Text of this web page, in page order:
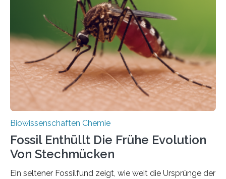
lebten. Unter den Vorfahren sticht eine Gruppe heraus,
die noch heute in der Natur vorkommt: die
Süßwasseralge Coleochaetophyceae. Einige Arten
dieser Gruppe bilden aus Zellfäden dichte Geflechte
mit scheibenförmiger Gestalt. Was auffällig ist: Die
nächsten…
Biowissenschaften Chemie
Fossil Enthüllt Die Frühe Evolution
Von Stechmücken
Ein seltener Fossilfund zeigt, wie weit die Ursprünge der